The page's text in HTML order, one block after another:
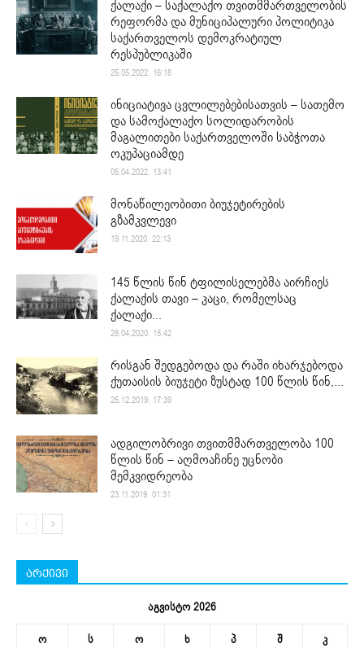
ქალაქი – საქალაქო თვითმმართველობის
რეფორმა და მუნიციპალური პოლიტიკა
საქართველოს დემოკრატიულ
რესპუბლიკაში
25.05.2022. 16:18
ინიციატივა ცვლილებებისათვის – სათემო
და სამოქალაქო სოლიდარობის
მაგალითები საქართველოში საბჭოთა
ოკუპაციამდე
05.04.2022. 13:41
მონაწილეობითი ბიუჯეტირების
გზამკვლევი
19.11.2020. 22:13
145 წლის წინ ტფილისელებმა აირჩიეს
ქალაქის თავი – კაცი, რომელსაც
ქალაქი...
28.04.2020. 15:42
რისგან შედგებოდა და რაში იხარჯებოდა
ქუთაისის ბიუჯეტი ზუსტად 100 წლის წინ,...
25.12.2019. 17:39
ადგილობრივი თვითმმართველობა 100
წლის წინ – აღმოაჩინე უცნობი
მემკვიდრეობა
23.11.2019. 01:31
არქივი
აგვისტო 2026
ო ს ო ხ პ შ კ